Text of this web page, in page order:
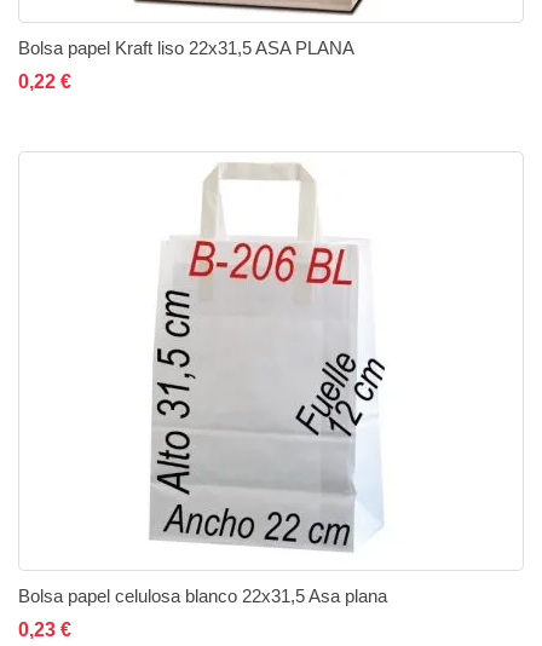
Bolsa papel Kraft liso 22x31,5 ASA PLANA
0,22 €
Bolsa papel celulosa blanco 22x31,5 Asa plana
0,23 €